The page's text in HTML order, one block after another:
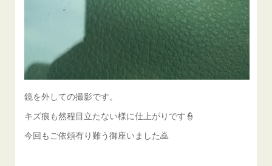
鏡を外しての撮影です。
キズ痕も然程目立たない様に仕上がりです👮
今回もご依頼有り難う御座いました🙇